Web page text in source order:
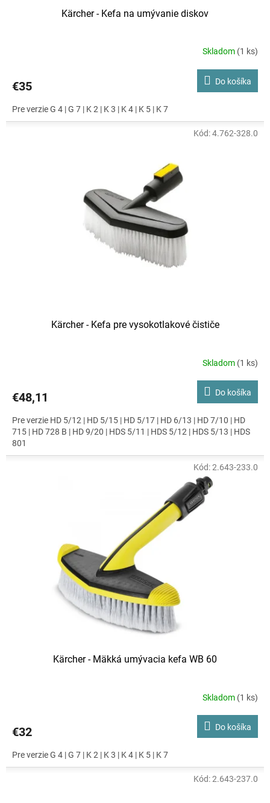
Kärcher - Kefa na umývanie diskov
Skladom (1 ks)
€35 Do košíka
Pre verzie G 4 | G 7 | K 2 | K 3 | K 4 | K 5 | K 7
Kärcher - Kefa pre vysokotlakové čističe
Skladom (1 ks)
€48,11 Do košíka
Pre verzie HD 5/12 | HD 5/15 | HD 5/17 | HD 6/13 | HD 7/10 | HD
715 | HD 728 B | HD 9/20 | HDS 5/11 | HDS 5/12 | HDS 5/13 | HDS
801
Kód:4.762-328.0
Kärcher - Mäkká umývacia kefa WB 60
Skladom (1 ks)
€32 Do košíka
Pre verzie G 4 | G 7 | K 2 | K 3 | K 4 | K 5 | K 7
Kód:2.643-233.0
Kód:2.643-237.0